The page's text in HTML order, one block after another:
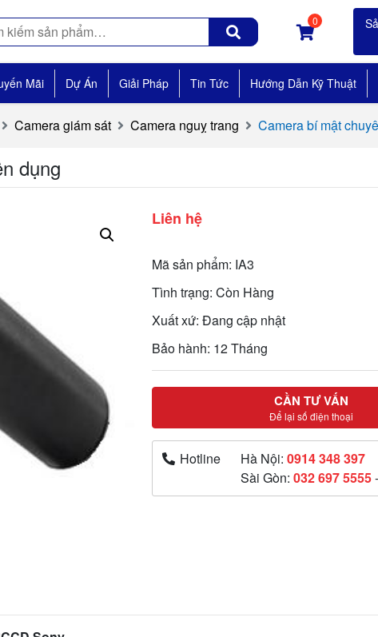
0
Mãi Dự Án Giải Pháp Tin Tức Hướng Dẫn Kỹ Thuật
Camera giám sát Camera nguỵ trang Camera bí mật
dụng
Liên hệ
Mã sản phẩm: IA3
Tình trạng: Còn Hàng
Xuất xứ: Đang cập nhật
Bảo hành: 12 Tháng
CẦN TƯ VẤN
Để lại số điện thoại
Hotline Hà Nội:0914 348 397
Sài Gòn:032 697 5555